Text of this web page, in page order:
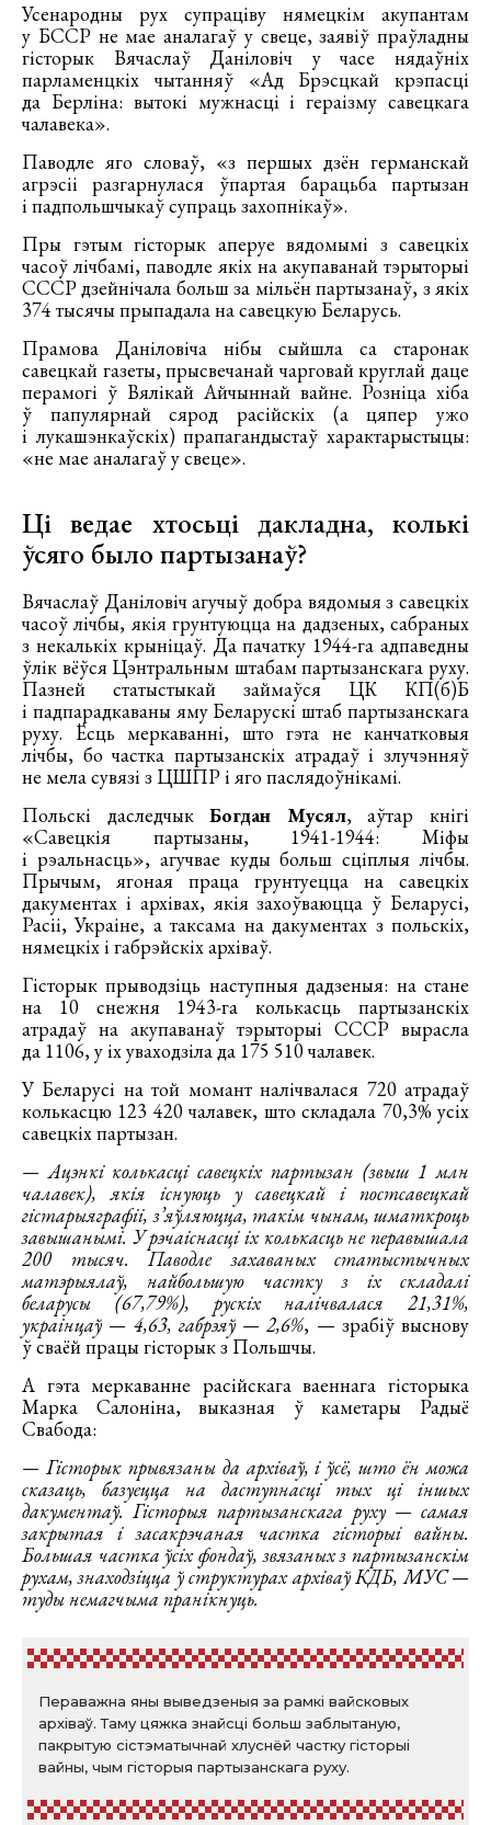
Усенародны рух супраціву нямецкім акупантам
у БССР не мае аналагаў у свеце, заявіў праўладны
гісторык Вячаслаў Даніловіч у часе нядаўніх
парламенцкіх чытанняў «Ад Брэсцкай крэпасці
да Берліна: вытокі мужнасці і гераізму савецкага
чалавека».
Паводле яго словаў, «з першых дзён германскай
агрэсіі разгарнулася ўпартая барацьба партызан
і падпольшчыкаў супраць захопнікаў».
Пры гэтым гісторык аперуе вядомымі з савецкіх
часоў лічбамі, паводле якіх на акупаванай тэрыторыі
СССР дзейнічала больш за мільён партызанаў, з якіх
374 тысячы прыпадала на савецкую Беларусь.
Прамова Даніловіча нібы сыйшла са старонак
савецкай газеты, прысвечанай чарговай круглай даце
перамогі ў Вялікай Айчыннай вайне. Розніца хіба
ў папулярнай сярод расійскіх (а цяпер ужо
і лукашэнкаўскіх) прапагандыстаў характарыстыцы:
«не мае аналагаў у свеце».
Ці ведае хтосьці дакладна, колькі
ўсяго было партызанаў?
Вячаслаў Даніловіч агучыў добра вядомыя з савецкіх
часоў лічбы, якія грунтуюцца на дадзеных, сабраных
з некалькіх крыніцаў. Да пачатку 1944-га адпаведны
ўлік вёўся Цэнтральным штабам партызанскага руху.
Пазней статыстыкай займаўся ЦК КП(б)Б
і падпарадкаваны яму Беларускі штаб партызанскага
руху. Ёсць меркаванні, што гэта не канчатковыя
лічбы, бо частка партызанскіх атрадаў і злучэнняў
не мела сувязі з ЦШПР і яго паслядоўнікамі.
Польскі даследчыкБогдан Мусял, аўтар кнігі
«Савецкія партызаны, 1941-1944: Міфы
і рэальнасць», агучвае куды больш сціплыя лічбы.
Прычым, ягоная праца грунтуецца на савецкіх
дакументах і архівах, якія захоўваюцца ў Беларусі,
Расіі, Украіне, а таксама на дакументах з польскіх,
нямецкіх і габрэйскіх архіваў.
Гісторык прыводзіць наступныя дадзеныя: на стане
на 10 снежня 1943-га колькасць партызанскіх
атрадаў на акупаванаў тэрыторыі СССР вырасла
да 1106, у іх уваходзіла да 175 510 чалавек.
У Беларусі на той момант налічвалася 720 атрадаў
колькасцю 123 420 чалавек, што складала 70,3% усіх
савецкіх партызан.
— Ацэнкі колькасці савецкіх партызан (звыш 1 млн
чалавек), якія існуюць у савецкай і постсавецкай
гістарыяграфіі, з’яўляюцца, такім чынам, шматкроць
завышанымі. У рэчаіснасці іх колькасць не перавышала
200 тысяч. Паводле захаваных статыстычных
матэрыялаў, найбольшую частку з іх складалі
беларусы (67,79%), рускіх налічвалася 21,31%,
украінцаў — 4,63, габрэяў — 2,6%, — зрабіў выснову
ў сваёй працы гісторык з Польшчы.
А гэта меркаванне расійскага ваеннага гісторыка
Марка Салоніна, выказная ў каметары Радыё
Свабода:
— Гісторык прывязаны да архіваў, і ўсё, што ён можа
сказаць, базуецца на даступнасці тых ці іншых
дакументаў. Гісторыя партызанскага руху — самая
закрытая і засакрэчаная частка гісторыі вайны.
Большая частка ўсіх фондаў, звязаных з партызанскім
рухам, знаходзіцца ў структурах архіваў КДБ, МУС —
туды немагчыма пранікнуць.
Пераважна яны выведзеныя за рамкі вайсковых
архіваў. Таму цяжка знайсці больш заблытаную,
пакрытую сістэматычнай хлуснёй частку гісторыі
вайны, чым гісторыя партызанскага руху.